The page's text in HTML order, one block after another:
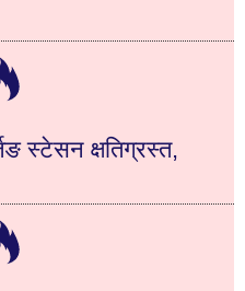
स्टेसन क्षतिग्रस्त,